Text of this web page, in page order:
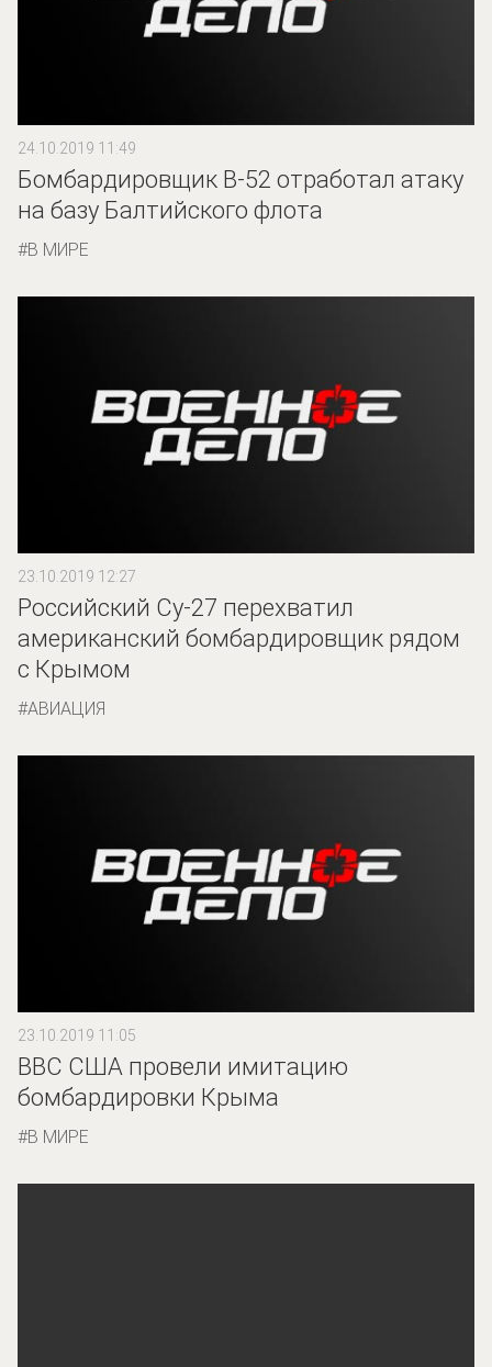
24.10.2019 11:49
Бомбардировщик B-52 отработал атаку
на базу Балтийского флота
В МИРЕ
23.10.2019 12:27
Российский Су-27 перехватил
американский бомбардировщик рядом
с Крымом
АВИАЦИЯ
23.10.2019 11:05
ВВС США провели имитацию
бомбардировки Крыма
В МИРЕ